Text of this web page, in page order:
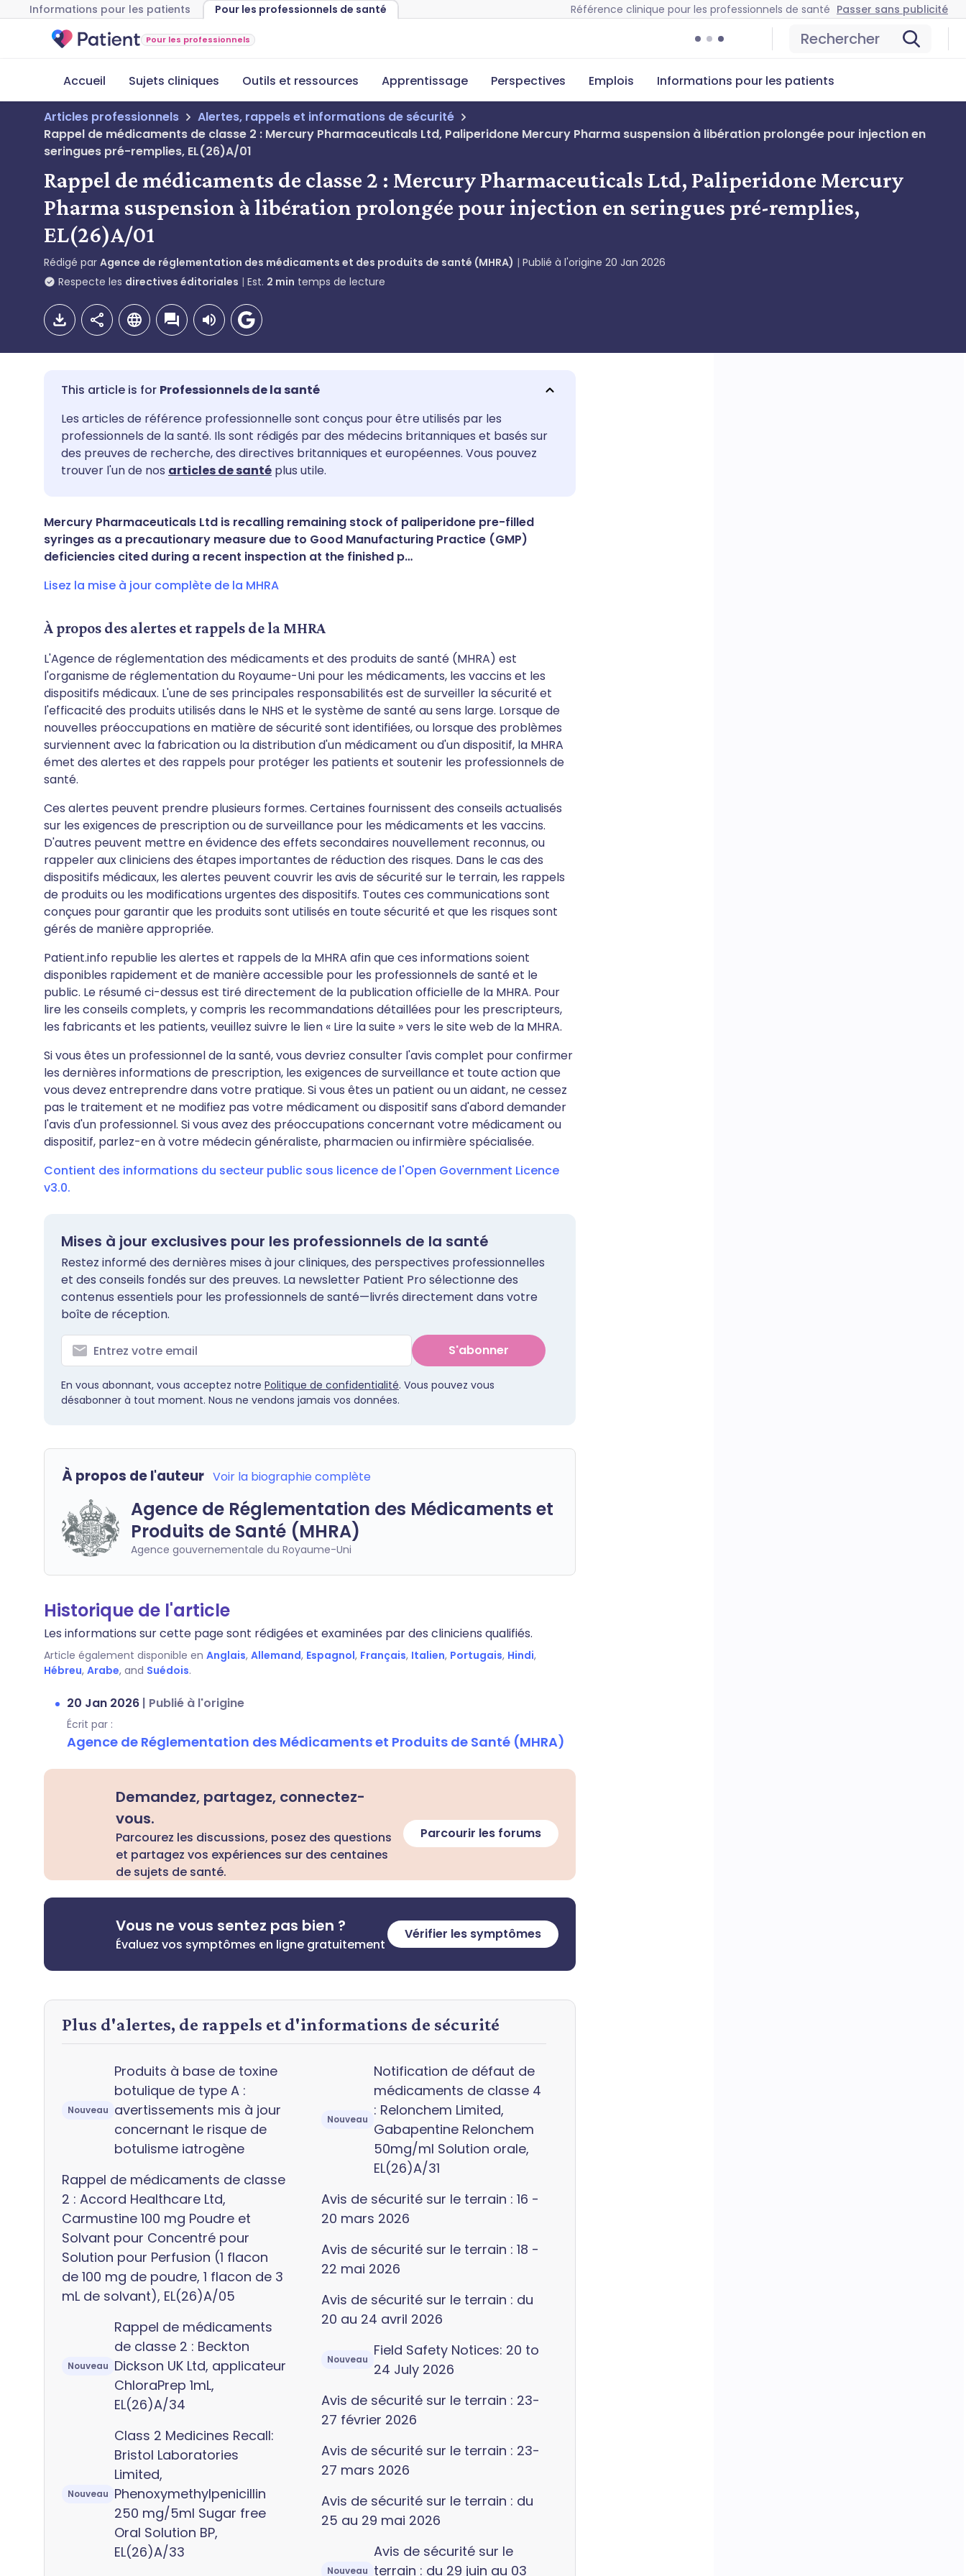
Informations pour les patients Pour les professionnels de santé Référence clinique pour les professionnels de santé Passer sans publicité
Pour les professionnels Rechercher
Accueil Sujets cliniques Outils et ressources Apprentissage Perspectives Emplois Informations pour les patients
Articles professionnels
Alertes, rappels et informations de sécurité
Rappel de médicaments de classe 2 : Mercury Pharmaceuticals Ltd, Paliperidone Mercury Pharma suspension à libération prolongée pour injection en
seringues pré-remplies, EL(26)A/01
Rappel de médicaments de classe 2 : Mercury Pharmaceuticals Ltd, Paliperidone Mercury
Pharma suspension à libération prolongée pour injection en seringues pré-remplies,
EL(26)A/01
Rédigé par Agence de réglementation des médicaments et des produits de santé (MHRA) Publié à l'origine 20 Jan 2026
Respecte les directives éditoriales Est. 2 min temps de lecture
Partager par email
Partager sur Facebook
Partager via X
Partager via WhatsApp
Copier le lien
🇬🇧 English 🇩🇪 Deutsch
🇪🇸 Español 🇫🇷 Français
🇮🇳 हिन्दी 🇮🇱 עברית
🇸🇦 عربي 🇸🇪 Svenska
Professionnels de la santé
Les articles de référence professionnelle sont conçus pour être utilisés par les
professionnels de la santé. Ils sont rédigés par des médecins britanniques et basés sur
des preuves de recherche, des directives britanniques et européennes. Vous pouvez
trouver l'un de nos articles de santé plus utile.
Mercury Pharmaceuticals Ltd is recalling remaining stock of paliperidone pre-filled
syringes as a precautionary measure due to Good Manufacturing Practice (GMP)
deficiencies cited during a recent inspection at the finished p…
Lisez la mise à jour complète de la MHRA
À propos des alertes et rappels de la MHRA
L'Agence de réglementation des médicaments et des produits de santé (MHRA) est
l'organisme de réglementation du Royaume-Uni pour les médicaments, les vaccins et les
dispositifs médicaux. L'une de ses principales responsabilités est de surveiller la sécurité et
l'efficacité des produits utilisés dans le NHS et le système de santé au sens large. Lorsque de
nouvelles préoccupations en matière de sécurité sont identifiées, ou lorsque des problèmes
surviennent avec la fabrication ou la distribution d'un médicament ou d'un dispositif, la MHRA
émet des alertes et des rappels pour protéger les patients et soutenir les professionnels de
santé.
Ces alertes peuvent prendre plusieurs formes. Certaines fournissent des conseils actualisés
sur les exigences de prescription ou de surveillance pour les médicaments et les vaccins.
D'autres peuvent mettre en évidence des effets secondaires nouvellement reconnus, ou
rappeler aux cliniciens des étapes importantes de réduction des risques. Dans le cas des
dispositifs médicaux, les alertes peuvent couvrir les avis de sécurité sur le terrain, les rappels
de produits ou les modifications urgentes des dispositifs. Toutes ces communications sont
conçues pour garantir que les produits sont utilisés en toute sécurité et que les risques sont
gérés de manière appropriée.
Patient.info republie les alertes et rappels de la MHRA afin que ces informations soient
disponibles rapidement et de manière accessible pour les professionnels de santé et le
public. Le résumé ci-dessus est tiré directement de la publication officielle de la MHRA. Pour
lire les conseils complets, y compris les recommandations détaillées pour les prescripteurs,
les fabricants et les patients, veuillez suivre le lien « Lire la suite » vers le site web de la MHRA.
Si vous êtes un professionnel de la santé, vous devriez consulter l'avis complet pour confirmer
les dernières informations de prescription, les exigences de surveillance et toute action que
vous devez entreprendre dans votre pratique. Si vous êtes un patient ou un aidant, ne cessez
pas le traitement et ne modifiez pas votre médicament ou dispositif sans d'abord demander
l'avis d'un professionnel. Si vous avez des préoccupations concernant votre médicament ou
dispositif, parlez-en à votre médecin généraliste, pharmacien ou infirmière spécialisée.
Contient des informations du secteur public sous licence de l'Open Government Licence
v3.0.
Mises à jour exclusives pour les professionnels de la santé
Restez informé des dernières mises à jour cliniques, des perspectives professionnelles
et des conseils fondés sur des preuves. La newsletter Patient Pro sélectionne des
contenus essentiels pour les professionnels de santé—livrés directement dans votre
boîte de réception.
S'abonner
En vous abonnant, vous acceptez notre Politique de confidentialité. Vous pouvez vous
désabonner à tout moment. Nous ne vendons jamais vos données.
À propos de l'auteur Voir la biographie complète
Agence de Réglementation des Médicaments et
Produits de Santé (MHRA)
Agence gouvernementale du Royaume-Uni
Historique de l'article
Les informations sur cette page sont rédigées et examinées par des cliniciens qualifiés.
Article également disponible en Anglais, Allemand, Espagnol, Français, Italien, Portugais, Hindi,
Hébreu, Arabe, and Suédois.
20 Jan 2026 | Publié à l'origine
Écrit par :
Agence de Réglementation des Médicaments et Produits de Santé (MHRA)
Demandez, partagez, connectez-
vous.
Parcourez les discussions, posez des questions
et partagez vos expériences sur des centaines
de sujets de santé.
Parcourir les forums
Vous ne vous sentez pas bien ?
Évaluez vos symptômes en ligne gratuitement
Vérifier les symptômes
Plus d'alertes, de rappels et d'informations de sécurité
Nouveau
Produits à base de toxine
botulique de type A :
avertissements mis à jour
concernant le risque de
botulisme iatrogène
Rappel de médicaments de classe
2 : Accord Healthcare Ltd,
Carmustine 100 mg Poudre et
Solvant pour Concentré pour
Solution pour Perfusion (1 flacon
de 100 mg de poudre, 1 flacon de 3
mL de solvant), EL(26)A/05
Nouveau
Rappel de médicaments
de classe 2 : Beckton
Dickson UK Ltd, applicateur
ChloraPrep 1mL,
EL(26)A/34
Nouveau
Class 2 Medicines Recall:
Bristol Laboratories
Limited,
Phenoxymethylpenicillin
250 mg/5ml Sugar free
Oral Solution BP,
EL(26)A/33
Nouveau
Notification de défaut de
médicaments de classe 4
: Relonchem Limited,
Gabapentine Relonchem
50mg/ml Solution orale,
EL(26)A/31
Avis de sécurité sur le terrain : 16 -
20 mars 2026
Avis de sécurité sur le terrain : 18 -
22 mai 2026
Avis de sécurité sur le terrain : du
20 au 24 avril 2026
Nouveau
Field Safety Notices: 20 to
24 July 2026
Avis de sécurité sur le terrain : 23-
27 février 2026
Avis de sécurité sur le terrain : 23-
27 mars 2026
Avis de sécurité sur le terrain : du
25 au 29 mai 2026
Nouveau
Avis de sécurité sur le
terrain : du 29 juin au 03